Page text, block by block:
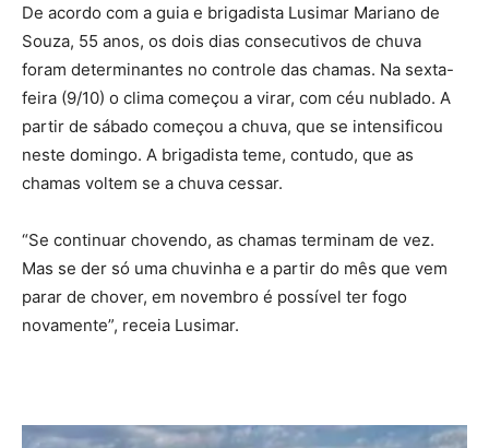
De acordo com a guia e brigadista Lusimar Mariano de
Souza, 55 anos, os dois dias consecutivos de chuva
foram determinantes no controle das chamas. Na sexta-
feira (9/10) o clima começou a virar, com céu nublado. A
partir de sábado começou a chuva, que se intensificou
neste domingo. A brigadista teme, contudo, que as
chamas voltem se a chuva cessar.
“Se continuar chovendo, as chamas terminam de vez.
Mas se der só uma chuvinha e a partir do mês que vem
parar de chover, em novembro é possível ter fogo
novamente”, receia Lusimar.